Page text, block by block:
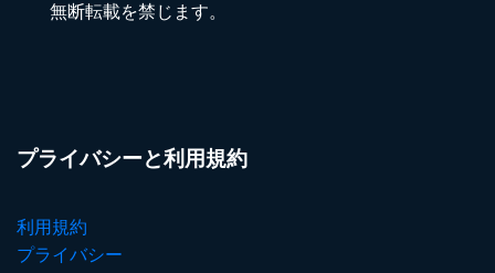
無断転載を禁じます。
プライバシーと利用規約
利用規約
プライバシー